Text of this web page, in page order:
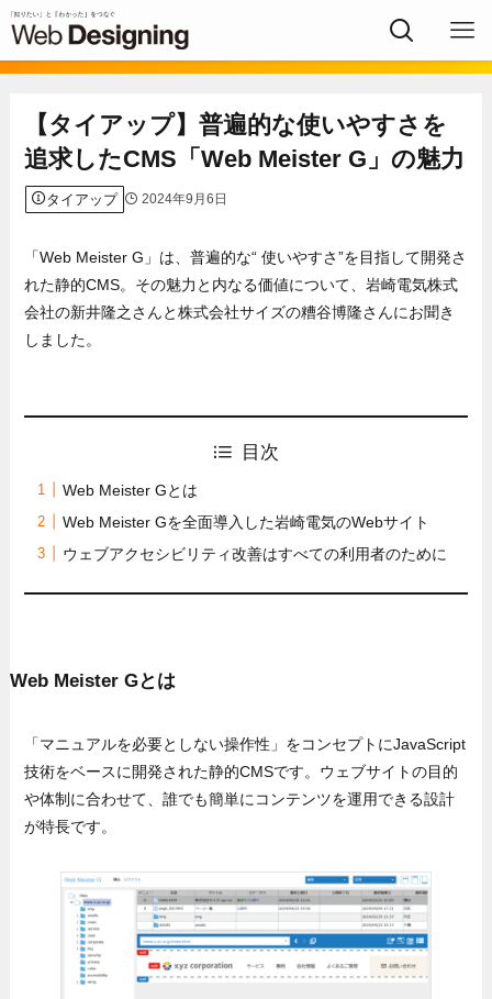
【タイアップ】普遍的な使いやすさを
追求したCMS「Web Meister G」の魅力
タイアップ 2024年9月6日
「Web Meister G」は、普遍的な“ 使いやすさ”を目指して開発さ
れた静的CMS。その魅力と内なる価値について、岩崎電気株式
会社の新井隆之さんと株式会社サイズの糟谷博隆さんにお聞き
しました。
目次
Web Meister Gとは
Web Meister Gを全面導入した岩崎電気のWebサイト
ウェブアクセシビリティ改善はすべての利用者のために
Web Meister Gとは
「マニュアルを必要としない操作性」をコンセプトにJavaScript
技術をベースに開発された静的CMSです。ウェブサイトの目的
や体制に合わせて、誰でも簡単にコンテンツを運用できる設計
が特長です。